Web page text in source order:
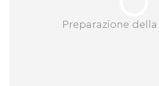
Preparazione della